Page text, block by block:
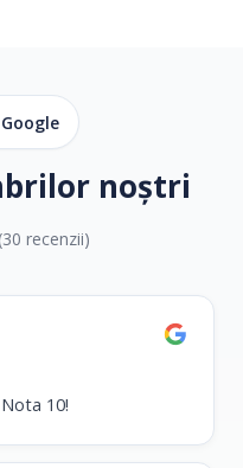
noștri
(30 recenzii)
10!